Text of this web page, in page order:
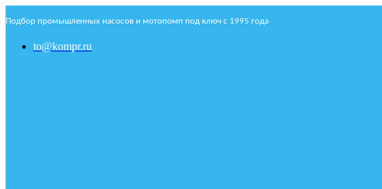
Подбор промышленных насосов и мотопомп под ключ с 1995 года
to@kompr.ru